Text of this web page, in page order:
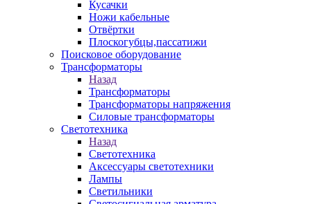
Кусачки
Ножи кабельные
Отвёртки
Плоскогубцы,пассатижи
Поисковое оборудование
Трансформаторы
Назад
Трансформаторы
Трансформаторы напряжения
Силовые трансформаторы
Светотехника
Назад
Светотехника
Аксессуары светотехники
Лампы
Светильники